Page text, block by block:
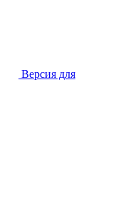
Версия для